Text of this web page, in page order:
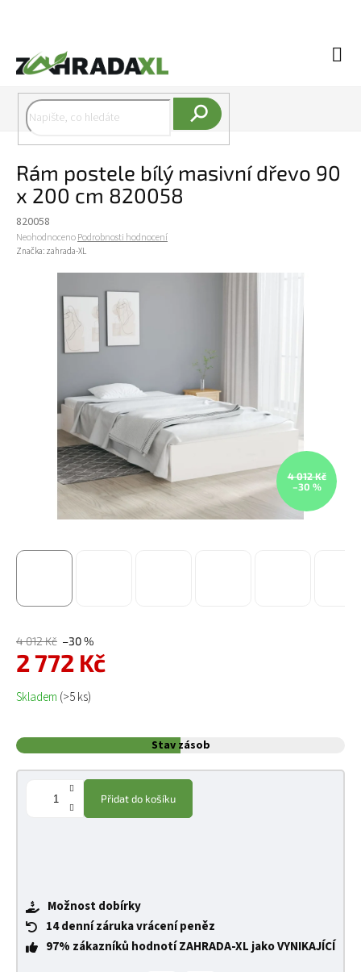
Rám postele bílý masivní dřevo 90
x 200 cm 820058
820058
Průměrné hodnocení produktu je 0,0 z 5 hvězdiček.
NeohodnocenoPodrobnosti hodnocení
Značka: zahrada-XL
4 012 Kč
–30 %
4 012 Kč –30 %
2 772 Kč
Měrná cena:
Skladem (>5 ks)
Stav zásob
Přidat do košíku
Možnost dobírky
14 denní záruka vrácení peněz
97% zákazníků hodnotí ZAHRADA-XL jako VYNIKAJÍCÍ